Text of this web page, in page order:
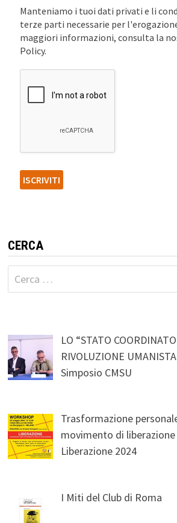
Manteniamo i tuoi dati privati e li
terze parti necessarie per
maggiori informazioni, consulta la
Policy.
CERCA
Ricerca
per:
LO “STATO
RIVOLUZIONE
Simposio CMSU
Trasformazione
movimento di
Liberazione 2024
I Miti del Club di Roma